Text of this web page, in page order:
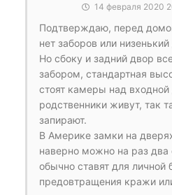
14 февраля 2020
Подтверждаю, перед
нет заборов или
Но сбоку и задний двор
забором, стандартная
стоят камеры над
родственники живут, так
запирают.
В Америке замки на
наверно можно на раз
обычно ставят для личной
предовтращения кражи